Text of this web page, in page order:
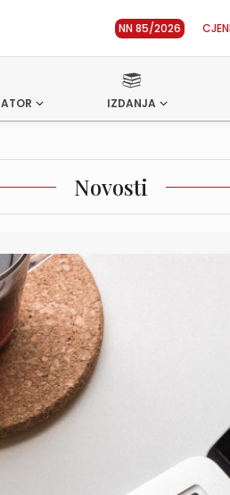
NN 85/2026
IZDANJA
Novosti